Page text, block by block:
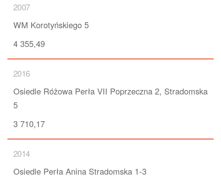
2007
WM Korotyńskiego 5
4 355,49
2016
Osiedle Różowa Perła VII Poprzeczna 2, Stradomska
5
3 710,17
2014
Osiedle Perła Anina Stradomska 1-3